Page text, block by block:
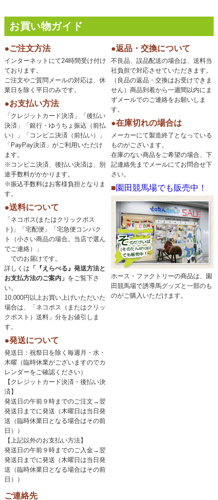
お買い物ガイド
●ご注文方法
インターネットにて24時間受け付け
ております。
ご注文やご質問メールの対応は、休
業日を除く平日のみです。
●お支払い方法
「クレジットカード決済」「後払い
決済」「銀行・ゆうちょ振込（前払
い）」「コンビニ決済（前払い）」
「PayPay決済」がご利用いただけ
ます。
※コンビニ決済、後払い決済は、別
途手数料がかかります。
※振込手数料はお客様負担となりま
す。
●送料について
「ネコポス(またはクリックポス
ト)」「宅配便」「宅急便コンパク
ト（小さい商品の場合。当店で選ん
でご連絡）」
でのお届けです。
詳しくは 「『えらべる』発送方法と
お支払方法のご案内」 をご覧下さ
い。
10,000円以上お買い上げいただいた
場合は、「ネコポス（またはクリッ
クポスト）送料」分をお値引しま
す。
●発送について
発送日：祝祭日を除く毎週月・水・
木曜（臨時休業がございますのでカ
レンダーをご確認ください）
【クレジットカード決済・後払い決
済】
発送日の午前９時までのご注文→翌
発送日までに発送（木曜日は当日発
送（臨時休業日となる場合はその前
日））
【上記以外のお支払い方法】
発送日の午前９時までのご入金→翌
発送日までに発送（木曜日は当日発
送（臨時休業日となる場合はその前
日））
●返品・交換について
不良品、誤品配送の場合は、送料当
社負担で対応させていただきます。
（良品の返品・交換はお受けできま
せん）商品到着から一週間以内にま
ずメールでのご連絡をお願いしま
す。
●在庫切れの場合は
メーカーにて製造終了となっている
ものがございます。
在庫のない商品をご希望の場合、下
記連絡先までメールにてお問合せ下
さい。
■園田競馬場でも販売中！
ホース・ファクトリーの商品は、園
田競馬場で誘導馬グッズと一部のも
のがご購入いただけます。
ご連絡先